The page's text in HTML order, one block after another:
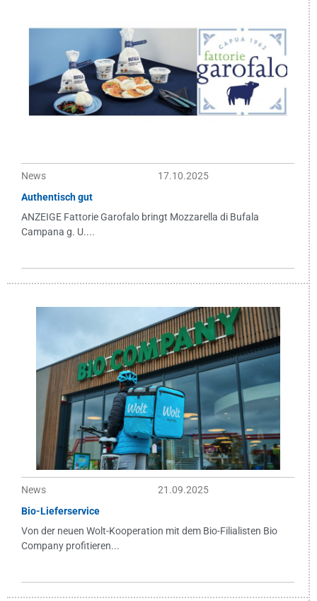
News
17.10.2025
Authentisch gut
ANZEIGE Fattorie Garofalo bringt Mozzarella di Bufala
Campana g. U....
News
21.09.2025
Bio-Lieferservice
Von der neuen Wolt-Kooperation mit dem Bio-Filialisten Bio
Company profitieren...